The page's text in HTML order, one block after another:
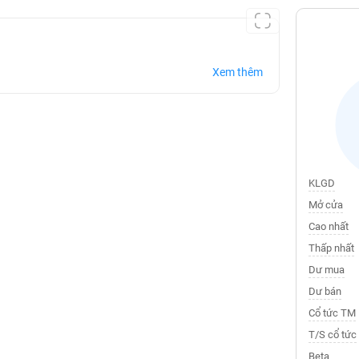
Xem thêm
KLGD
Mở cửa
Cao nhất
Thấp nhất
Dư mua
Dư bán
Cổ tức TM
T/S cổ tức
Beta